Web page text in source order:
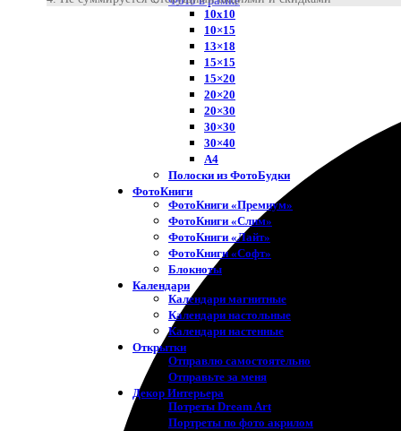
10х10
10×15
13×18
15×15
15×20
20×20
20×30
30×30
30×40
A4
Полоски из ФотоБудки
ФотоКниги
ФотоКниги «Премиум»
ФотоКниги «Слим»
ФотоКниги «Лайт»
ФотоКниги «Софт»
Блокноты
Календари
Календари магнитные
Календари настольные
Календари настенные
Открытки
Отправлю самостоятельно
Отправьте за меня
Декор Интерьера
Потреты Dream Art
Портреты по фото акрилом